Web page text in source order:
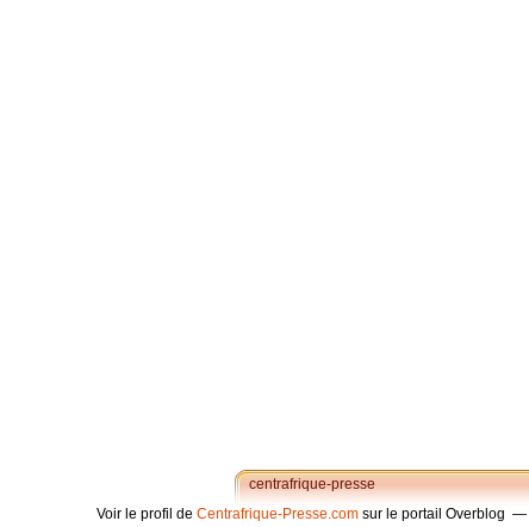
centrafrique-presse
Voir le profil de Centrafrique-Presse.com sur le portail Overblog